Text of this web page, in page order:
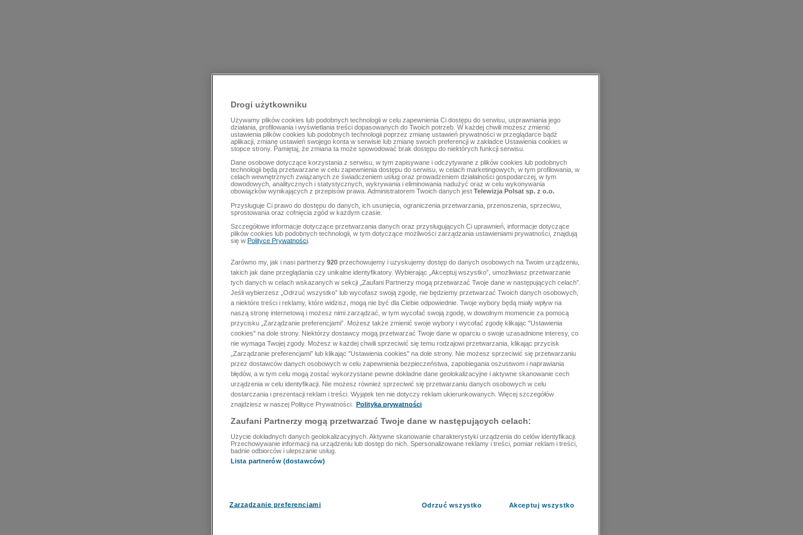
Drogi użytkowniku
Używamy plików cookies lub podobnych technologii w celu zapewnienia Ci dostępu do serwisu, usprawniania jego
działania, profilowania i wyświetlania treści dopasowanych do Twoich potrzeb. W każdej chwili możesz zmienić
ustawienia plików cookies lub podobnych technologii poprzez zmianę ustawień prywatności w przeglądarce bądź
aplikacji, zmianę ustawień swojego konta w serwisie lub zmianę swoich preferencji w zakładce Ustawienia cookies w
stopce strony. Pamiętaj, że zmiana ta może spowodować brak dostępu do niektórych funkcji serwisu.
Dane osobowe dotyczące korzystania z serwisu, w tym zapisywane i odczytywane z plików cookies lub podobnych
technologii będą przetwarzane w celu zapewnienia dostępu do serwisu, w celach marketingowych, w tym profilowania, w
celach wewnętrznych związanych ze świadczeniem usług oraz prowadzeniem działalności gospodarczej, w tym
dowodowych, analitycznych i statystycznych, wykrywania i eliminowania nadużyć oraz w celu wykonywania
obowiązków wynikających z przepisów prawa. Administratorem Twoich danych jest Telewizja Polsat sp. z o.o.
Przysługuje Ci prawo do dostępu do danych, ich usunięcia, ograniczenia przetwarzania, przenoszenia, sprzeciwu,
sprostowania oraz cofnięcia zgód w każdym czasie.
Szczegółowe informacje dotyczące przetwarzania danych oraz przysługujących Ci uprawnień, informacje dotyczące
plików cookies lub podobnych technologii, w tym dotyczące możliwości zarządzania ustawieniami prywatności, znajdują
się w Polityce Prywatności
Zarówno my, jak i nasi partnerzy 920 przechowujemy i uzyskujemy dostęp do danych osobowych na Twoim urządzeniu,
takich jak dane przeglądania czy unikalne identyfikatory. Wybierając „Akceptuj wszystko”, umożliwiasz przetwarzanie
tych danych w celach wskazanych w sekcji „Zaufani Partnerzy mogą przetwarzać Twoje dane w następujących celach”.
Jeśli wybierzesz „Odrzuć wszystko” lub wycofasz swoją zgodę, nie będziemy przetwarzać Twoich danych osobowych,
a niektóre treści i reklamy, które widzisz, mogą nie być dla Ciebie odpowiednie. Twoje wybory będą miały wpływ na
naszą stronę internetową i możesz nimi zarządzać, w tym wycofać swoją zgodę, w dowolnym momencie za pomocą
przycisku „Zarządzanie preferencjami”. Możesz także zmienić swoje wybory i wycofać zgodę klikając "Ustawienia
cookies" na dole strony. Niektórzy dostawcy mogą przetwarzać Twoje dane w oparciu o swoje uzasadnione interesy, co
nie wymaga Twojej zgody. Możesz w każdej chwili sprzeciwić się temu rodzajowi przetwarzania, klikając przycisk
„Zarządzanie preferencjami” lub klikając "Ustawienia cookies" na dole strony. Nie możesz sprzeciwić się przetwarzaniu
przez dostawców danych osobowych w celu zapewnienia bezpieczeństwa, zapobiegania oszustwom i naprawiania
błędów, a w tym celu mogą zostać wykorzystane pewne dokładne dane geolokalizacyjne i aktywne skanowanie cech
urządzenia w celu identyfikacji. Nie możesz również sprzeciwić się przetwarzaniu danych osobowych w celu
dostarczania i prezentacji reklam i treści. Wyjątek ten nie dotyczy reklam ukierunkowanych. Więcej szczegółów
znajdziesz w naszej Polityce Prywatności.
Polityka prywatności
Zaufani Partnerzy mogą przetwarzać Twoje dane w następujących celach:
Użycie dokładnych danych geolokalizacyjnych. Aktywne skanowanie charakterystyki urządzenia do celów identyfikacji.
Przechowywanie informacji na urządzeniu lub dostęp do nich. Spersonalizowane reklamy i treści, pomiar reklam i treści,
badnie odbiorców i ulepszanie usług.
Lista partnerów (dostawców)
Zarządzanie preferencjami Odrzuć wszystko Akceptuj wszystko